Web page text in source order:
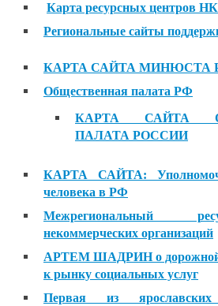
Карта ресурсных центров
Региональные сайты
КАРТА САЙТА МИНЮСТА
Общественная палата РФ
КАРТА САЙТА
ПАЛАТА РОССИИ
КАРТА САЙТА:
человека в РФ
Межрегиональный
некоммерческих организаций
АРТЕМ ШАДРИН о дорожной
к рынку социальных услуг
Первая из